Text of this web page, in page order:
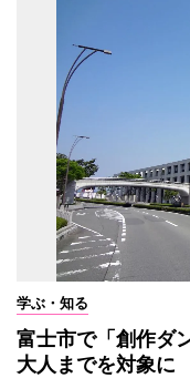
学ぶ・知る
富士市で「創作ダ
大人までを対象に